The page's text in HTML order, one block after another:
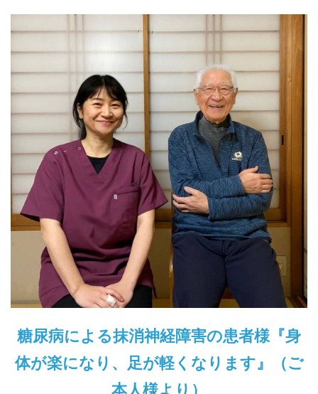
糖尿病による抹消神経障害の患者様『身
体が楽になり、足が軽くなります』（ご
本人様より）